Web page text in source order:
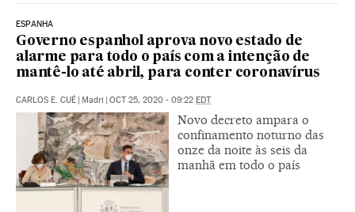
ESPANHA
Governo espanhol aprova novo estado de
alarme para todo o país com a intenção de
mantê-lo até abril, para conter coronavírus
CARLOS E. CUÉ | Madri | OCT 25, 2020 - 09:22 EDT
Novo decreto ampara o
confinamento noturno das
onze da noite às seis da
manhã em todo o país